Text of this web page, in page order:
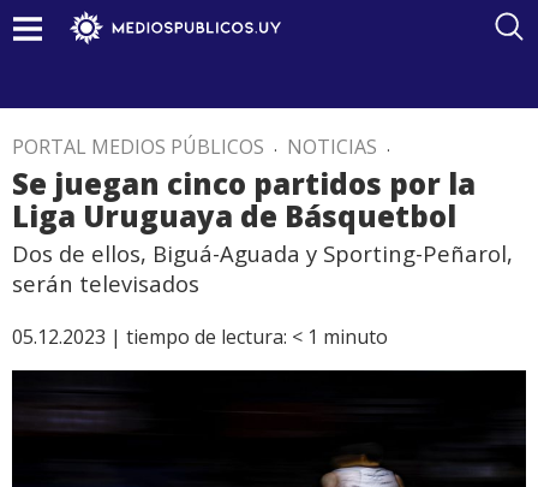
PORTAL MEDIOS PÚBLICOS . NOTICIAS .
Se juegan cinco partidos por la
Liga Uruguaya de Básquetbol
Dos de ellos, Biguá-Aguada y Sporting-Peñarol,
serán televisados
05.12.2023 | tiempo de lectura: < 1 minuto